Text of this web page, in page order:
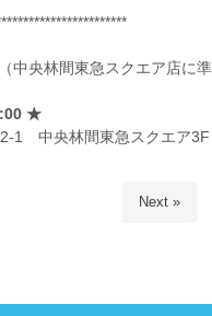
中央林間東急スクエア店に準
★
1 中央林間東急スクエア3F
Next »